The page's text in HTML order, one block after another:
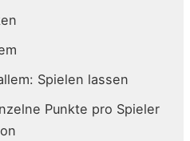
Spielen lassen
Punkte pro Spieler